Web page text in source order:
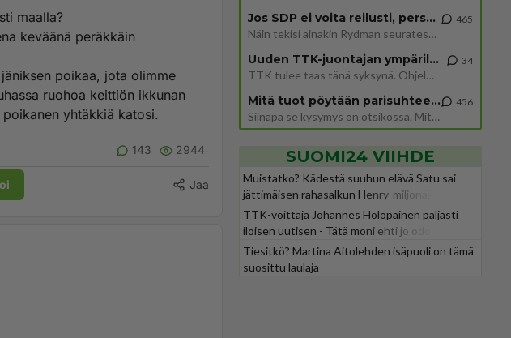
maalla?
keväänä peräkkäin
poikaa, jota olimme
ruohoa keittiön ikkunan
yhtäkkiä katosi.
143 2944
Jaa
Jos SDP ei voita reilusti, persut kumoavat demokratian Suomesta
Näin tekisi ainakin Rydman seuratessaan idolinsa Trumpin mallia https://www.is.fi/politiikka/art-2000012187244.html
465
Uuden TTK-juontajan ympärillä epätietoisuus sakenee - Nyt MTV hämmentää soppaa
TTK tulee taas tänä syksynä. Ohjelman uudet tähtioppilaat julkistetaan torstaina 6. elokuuta klo 14 alkavassa lehdistö
34
Mitä tuot pöytään parisuhteessa?
Siinäpä se kysymys on otsikossa. Mitäpä siis tuot/toisit pöytään parisuhteessa? Oletko mies vai nainen? Koetko sen mitä
456
SUOMI24 VIIHDE
Muistatko? Kädestä suuhun elävä Satu sai
jättimäisen rahasalkun Henry-miljonääriltä
TTK-voittaja Johannes Holopainen paljasti
iloisen uutisen - Tätä moni ehti jo odottaa
Tiesitkö? Martina Aitolehden isäpuoli on tämä
suosittu laulaja